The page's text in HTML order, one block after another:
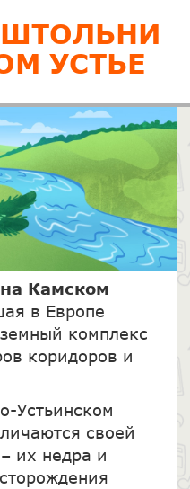
УСТЬЕ
Камском
в Европе
комплекс
коридоров и
Устьинском
своей
их недра и